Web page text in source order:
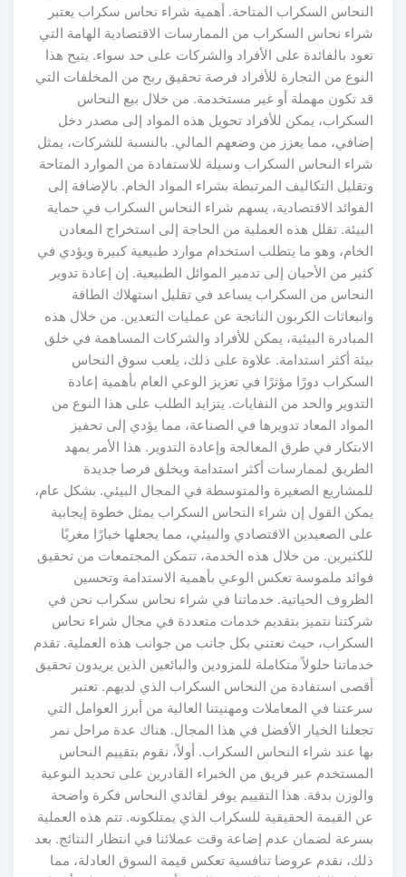
النحاس السكراب المتاحة. أهمية شراء نحاس سكراب يعتبر
شراء نحاس السكراب من الممارسات الاقتصادية الهامة التي
تعود بالفائدة على الأفراد والشركات على حد سواء. يتيح هذا
النوع من التجارة للأفراد فرصة تحقيق ربح من المخلفات التي
قد تكون مهملة أو غير مستخدمة. من خلال بيع النحاس
السكراب، يمكن للأفراد تحويل هذه المواد إلى مصدر دخل
إضافي، مما يعزز من وضعهم المالي. بالنسبة للشركات، يمثل
شراء النحاس السكراب وسيلة للاستفادة من الموارد المتاحة
وتقليل التكاليف المرتبطة بشراء المواد الخام. بالإضافة إلى
الفوائد الاقتصادية، يسهم شراء النحاس السكراب في حماية
البيئة. تقلل هذه العملية من الحاجة إلى استخراج المعادن
الخام، وهو ما يتطلب استخدام موارد طبيعية كبيرة ويؤدي في
كثير من الأحيان إلى تدمير الموائل الطبيعية. إن إعادة تدوير
النحاس من السكراب يساعد في تقليل استهلاك الطاقة
وانبعاثات الكربون الناتجة عن عمليات التعدين. من خلال هذه
المبادرة البيئية، يمكن للأفراد والشركات المساهمة في خلق
بيئة أكثر استدامة. علاوة على ذلك، يلعب سوق النحاس
السكراب دورًا مؤثرًا في تعزيز الوعي العام بأهمية إعادة
التدوير والحد من النفايات. يتزايد الطلب على هذا النوع من
المواد المعاد تدويرها في الصناعة، مما يؤدي إلى تحفيز
الابتكار في طرق المعالجة وإعادة التدوير. هذا الأمر يمهد
الطريق لممارسات أكثر استدامة ويخلق فرصا جديدة
للمشاريع الصغيرة والمتوسطة في المجال البيئي. بشكل عام،
يمكن القول إن شراء النحاس السكراب يمثل خطوة إيجابية
على الصعيدين الاقتصادي والبيئي، مما يجعلها خيارًا مغريًا
للكثيرين. من خلال هذه الخدمة، تتمكن المجتمعات من تحقيق
فوائد ملموسة تعكس الوعي بأهمية الاستدامة وتحسين
الظروف الحياتية. خدماتنا في شراء نحاس سكراب نحن في
شركتنا نتميز بتقديم خدمات متعددة في مجال شراء نحاس
السكراب، حيث نعتني بكل جانب من جوانب هذه العملية. تقدم
خدماتنا حلولاً متكاملة للمزودين والبائعين الذين يريدون تحقيق
أقصى استفادة من النحاس السكراب الذي لديهم. تعتبر
سرعتنا في المعاملات ومهنيتنا العالية من أبرز العوامل التي
تجعلنا الخيار الأفضل في هذا المجال. هناك عدة مراحل نمر
بها عند شراء النحاس السكراب. أولاً، نقوم بتقييم النحاس
المستخدم عبر فريق من الخبراء القادرين على تحديد النوعية
والوزن بدقة. هذا التقييم يوفر لقائدي النحاس فكرة واضحة
عن القيمة الحقيقية للسكراب الذي يمتلكونه. تتم هذه العملية
بسرعة لضمان عدم إضاعة وقت عملائنا في انتظار النتائج. بعد
ذلك، نقدم عروضا تنافسية تعكس قيمة السوق العادلة، مما